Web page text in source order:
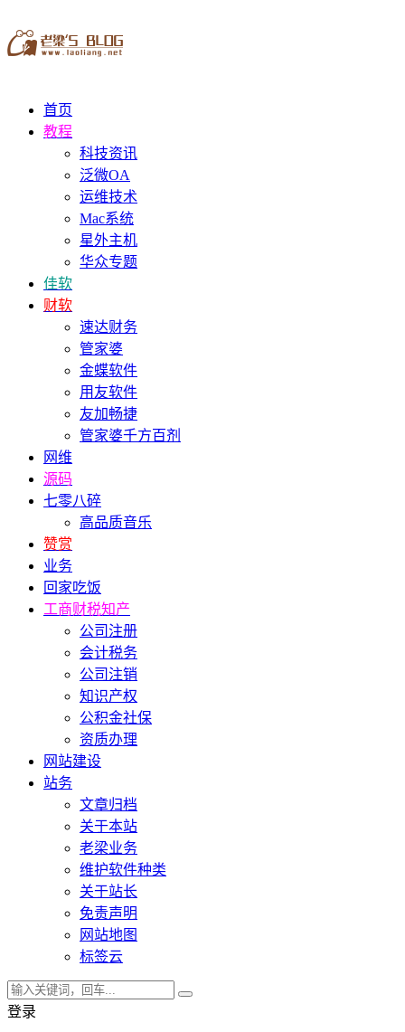
首页
教程
科技资讯
泛微OA
运维技术
Mac系统
星外主机
华众专题
佳软
财软
速达财务
管家婆
金蝶软件
用友软件
友加畅捷
管家婆千方百剂
网维
源码
七零八碎
高品质音乐
赞赏
业务
回家吃饭
工商财税知产
公司注册
会计税务
公司注销
知识产权
公积金社保
资质办理
网站建设
站务
文章归档
关于本站
老梁业务
维护软件种类
关于站长
免责声明
网站地图
标签云
登录